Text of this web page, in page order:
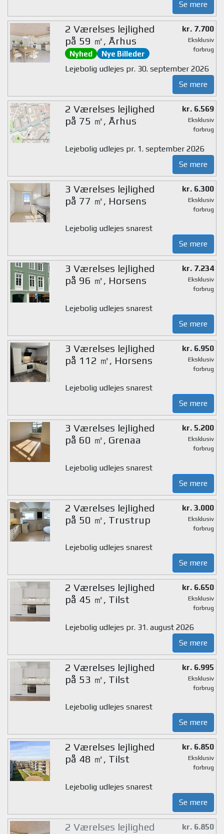
Se mere
2 Værelses lejlighed
på 59 ㎡, Århus
Nyhed Nye Billeder
kr. 7.700
Eksklusiv
forbrug
Lejebolig udlejes pr. 30. september 2026
Se mere
2 Værelses lejlighed
på 75 ㎡, Århus
kr. 6.569
Eksklusiv
forbrug
Lejebolig udlejes pr. 1. september 2026
Se mere
3 Værelses lejlighed
på 77 ㎡, Horsens
kr. 6.300
Eksklusiv
forbrug
Lejebolig udlejes snarest
Se mere
3 Værelses lejlighed
på 96 ㎡, Horsens
kr. 7.234
Eksklusiv
forbrug
Lejebolig udlejes snarest
Se mere
3 Værelses lejlighed
på 112 ㎡, Horsens
kr. 6.950
Eksklusiv
forbrug
Lejebolig udlejes snarest
Se mere
3 Værelses lejlighed
på 60 ㎡, Grenaa
kr. 5.200
Eksklusiv
forbrug
Lejebolig udlejes snarest
Se mere
2 Værelses lejlighed
på 50 ㎡, Trustrup
kr. 3.000
Eksklusiv
forbrug
Lejebolig udlejes snarest
Se mere
2 Værelses lejlighed
på 45 ㎡, Tilst
kr. 6.650
Eksklusiv
forbrug
Lejebolig udlejes pr. 31. august 2026
Se mere
2 Værelses lejlighed
på 53 ㎡, Tilst
kr. 6.995
Eksklusiv
forbrug
Lejebolig udlejes snarest
Se mere
2 Værelses lejlighed
på 48 ㎡, Tilst
kr. 6.850
Eksklusiv
forbrug
Lejebolig udlejes snarest
Se mere
2 Værelses lejlighed
kr. 6.850